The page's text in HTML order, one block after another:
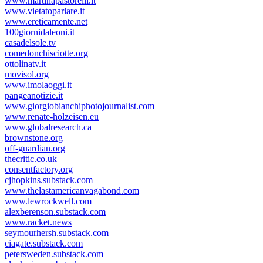
www.vietatoparlare.it
www.ereticamente.net
100giornidaleoni.it
casadelsole.tv
comedonchisciotte.org
ottolinatv.it
movisol.org
www.imolaoggi.it
pangeanotizie.it
www.giorgiobianchiphotojournalist.com
www.renate-holzeisen.eu
www.globalresearch.ca
brownstone.org
off-guardian.org
thecritic.co.uk
consentfactory.org
cjhopkins.substack.com
www.thelastamericanvagabond.com
www.lewrockwell.com
alexberenson.substack.com
www.racket.news
seymourhersh.substack.com
ciagate.substack.com
petersweden.substack.com